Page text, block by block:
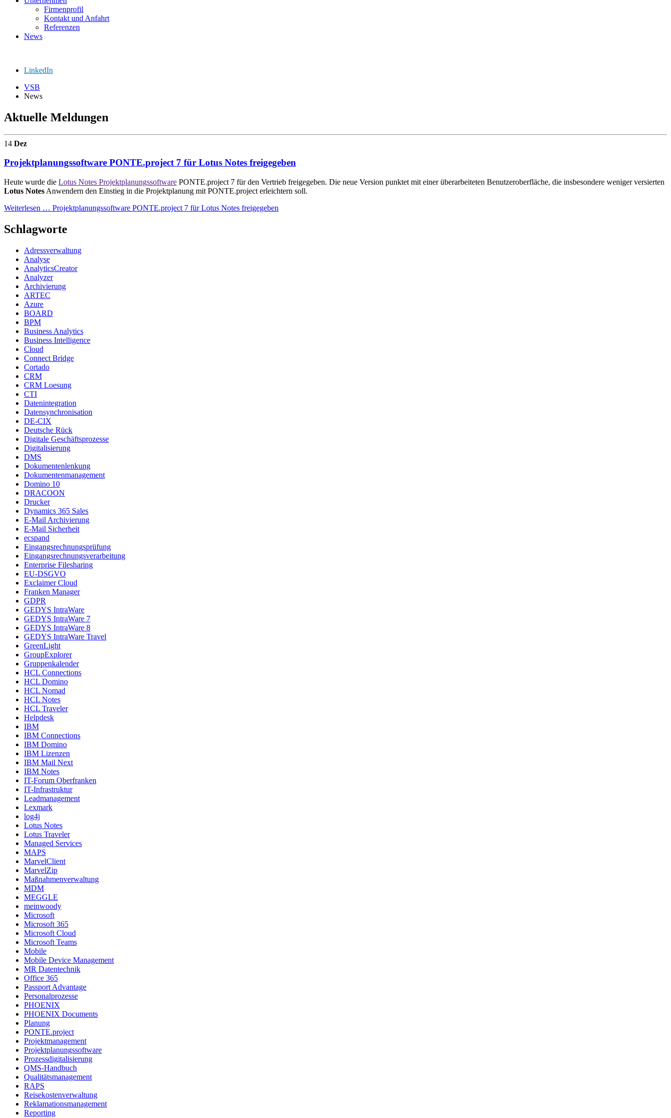
Firmenprofil
Kontakt und Anfahrt
Referenzen
News
LinkedIn
VSB
News
Aktuelle Meldungen
14 Dez
Projektplanungssoftware PONTE.project 7 für Lotus Notes freigegeben
Heute wurde die Lotus Notes Projektplanungssoftware PONTE.project 7 für den Vertrieb freigegeben. Die neue Version punktet mit einer überarbeiteten Benutzeroberfläche, die insbesondere weniger versierten
Lotus Notes Anwendern den Einstieg in die Projektplanung mit PONTE.project erleichtern soll.
Weiterlesen … Projektplanungssoftware PONTE.project 7 für Lotus Notes freigegeben
Schlagworte
Adressverwaltung
Analyse
AnalyticsCreator
Analyzer
Archivierung
ARTEC
Azure
BOARD
BPM
Business Analytics
Business Intelligence
Cloud
Connect Bridge
Cortado
CRM
CRM Loesung
CTI
Datenintegration
Datensynchronisation
DE-CIX
Deutsche Rück
Digitale Geschäftsprozesse
Digitalisierung
DMS
Dokumentenlenkung
Dokumentenmanagement
Domino 10
DRACOON
Drucker
Dynamics 365 Sales
E-Mail Archivierung
E-Mail Sicherheit
ecspand
Eingangsrechnungsprüfung
Eingangsrechnungsverarbeitung
Enterprise Filesharing
EU-DSGVO
Exclaimer Cloud
Franken Manager
GDPR
GEDYS IntraWare
GEDYS IntraWare 7
GEDYS IntraWare 8
GEDYS IntraWare Travel
GreenLight
GroupExplorer
Gruppenkalender
HCL Connections
HCL Domino
HCL Nomad
HCL Notes
HCL Traveler
Helpdesk
IBM
IBM Connections
IBM Domino
IBM Lizenzen
IBM Mail Next
IBM Notes
IT-Forum Oberfranken
IT-Infrastruktur
Leadmanagement
Lexmark
log4j
Lotus Notes
Lotus Traveler
Managed Services
MAPS
MarvelClient
MarvelZip
Maßnahmenverwaltung
MDM
MEGGLE
meinwoody
Microsoft
Microsoft 365
Microsoft Cloud
Microsoft Teams
Mobile
Mobile Device Management
MR Datentechnik
Office 365
Passport Advantage
Personalprozesse
PHOENIX
PHOENIX Documents
Planung
PONTE.project
Projektmanagement
Projektplanungssoftware
Prozessdigitalisierung
QMS-Handbuch
Qualitätsmanagement
RAPS
Reisekostenverwaltung
Reklamationsmanagement
Reporting